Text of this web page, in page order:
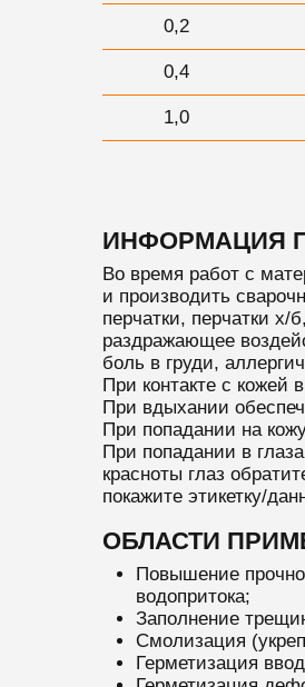
0,2
0,4
1,0
ИНФОРМАЦИЯ
Во время работ с
и производить
перчатки, перчатки
раздражающее
боль в груди,
При контакте с кожей
При вдыхании
При попадании на
При попадании в
красноты глаз
покажите этикетку/
ОБЛАСТИ
Повышение
водопритока;
Заполнение
Смолизация
Герметизация